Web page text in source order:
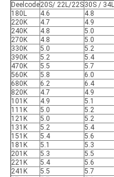
Deelcode20S/ 22L/22S30S / 34L
180L
4.6 4.8
220K
4.7 4.9
240K
4.8 5.0
270K
4.8 5.0
330K
5.0 5.2
390K
5.2 5.4
470K
5.5 5.7
560K
5.8 6.0
680K
6.2 6.4
820K
4.7 4.9
101K
4.9 5.1
111K
5.0 5.2
121K
5.0 5.2
131K
5.2 5.4
151K
5.4 5.6
181K
5.1 5.3
201K
5.3 5.5
221K
5.4 5.6
241K
5.5 5.7